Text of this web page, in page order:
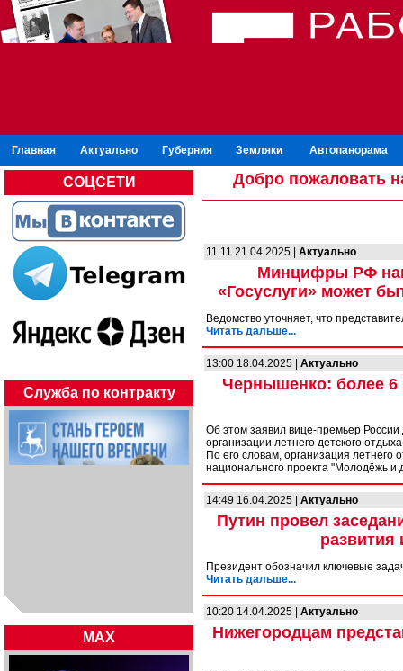
Главная Актуально Губерния Земляки Автопанорама
СОЦСЕТИ
Служба по контракту
MAX
Добро пожаловать
11:11 21.04.2025 | Актуально
Минцифры РФ
«Госуслуги» может
Ведомство уточняет, что
Читать дальше...
13:00 18.04.2025 | Актуально
Чернышенко: более 6
Об этом заявил вице-премьер
организации летнего детского
По его словам, организация
национального проекта "Молодёжь и
14:49 16.04.2025 | Актуально
Путин провел
развития
Президент обозначил ключевые
Читать дальше...
10:20 14.04.2025 | Актуально
Нижегородцам